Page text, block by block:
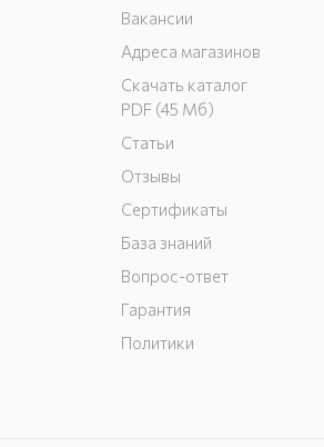
Вакансии
Адреса магазинов
Скачать каталог
PDF (45 Мб)
Статьи
Отзывы
Сертификаты
База знаний
Вопрос-ответ
Гарантия
Политики